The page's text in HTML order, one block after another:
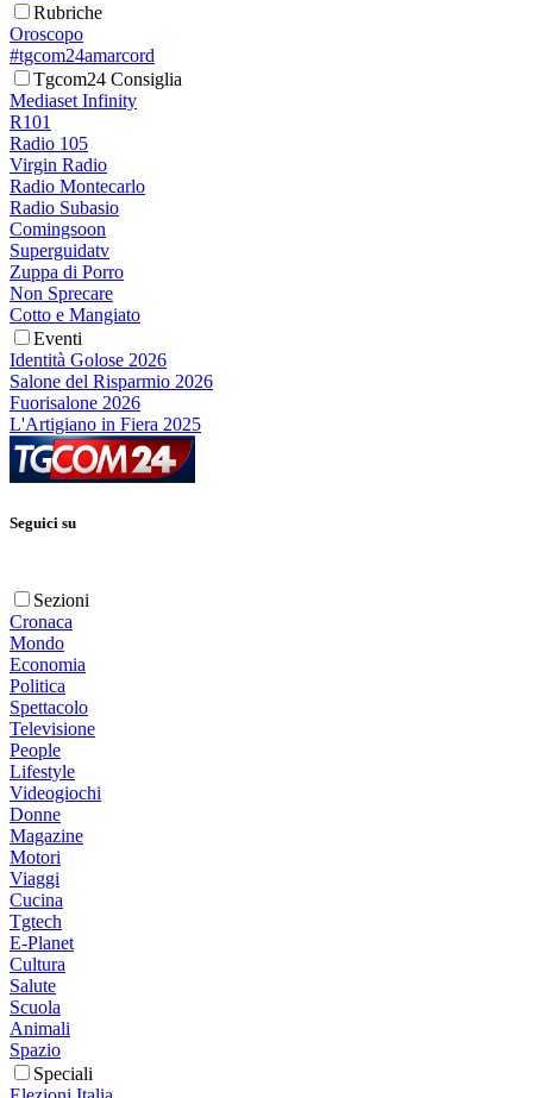
Rubriche
Oroscopo
#tgcom24amarcord
Tgcom24 Consiglia
Mediaset Infinity
R101
Radio 105
Virgin Radio
Radio Montecarlo
Radio Subasio
Comingsoon
Superguidatv
Zuppa di Porro
Non Sprecare
Cotto e Mangiato
Eventi
Identità Golose 2026
Salone del Risparmio 2026
Fuorisalone 2026
L'Artigiano in Fiera 2025
Seguici su
Sezioni
Cronaca
Mondo
Economia
Politica
Spettacolo
Televisione
People
Lifestyle
Videogiochi
Donne
Magazine
Motori
Viaggi
Cucina
Tgtech
E-Planet
Cultura
Salute
Scuola
Animali
Spazio
Speciali